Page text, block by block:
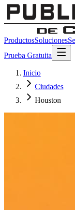
ProductosSoluciones
Prueba Gratuita
Inicio
Ciudades
Houston